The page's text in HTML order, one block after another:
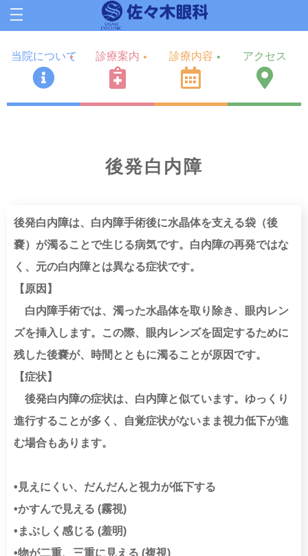
当院について 診療案内 診療内容 アクセス
後発白内障
後発白内障は、白内障手術後に水晶体を支える袋（後
嚢）が濁ることで生じる病気です。白内障の再発ではな
く、元の白内障とは異なる症状です。
【原因】
白内障手術では、濁った水晶体を取り除き、眼内レン
ズを挿入します。この際、眼内レンズを固定するために
残した後嚢が、時間とともに濁ることが原因です。
【症状】
後発白内障の症状は、白内障と似ています。ゆっくり
進行することが多く、自覚症状がないまま視力低下が進
む場合もあります。
•見えにくい、だんだんと視力が低下する
•かすんで見える (霧視)
•まぶしく感じる (羞明)
•物が二重、三重に見える (複視)